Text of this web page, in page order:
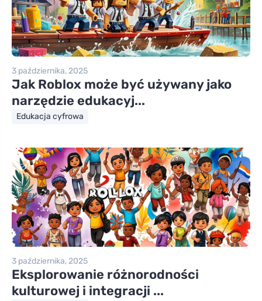
3 października, 2025
Jak Roblox może być używany jako
narzędzie edukacyj...
Edukacja cyfrowa
3 października, 2025
Eksplorowanie różnorodności
kulturowej i integracji ...